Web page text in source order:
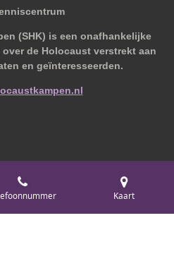
(SHK) is een onafhankelijke
de Holocaust verstrekt aan
en geïnteresseerden.
Kaart